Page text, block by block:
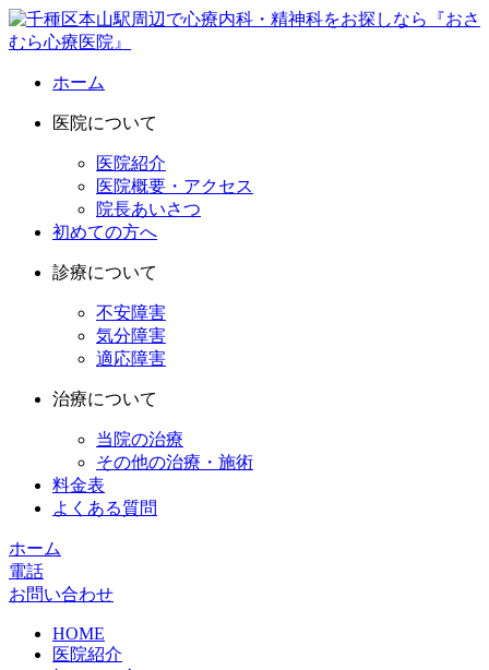
ホーム
医院について
医院紹介
医院概要・アクセス
院長あいさつ
初めての方へ
診療について
不安障害
気分障害
適応障害
治療について
当院の治療
その他の治療・施術
料金表
よくある質問
ホーム
電話
お問い合わせ
HOME
医院紹介